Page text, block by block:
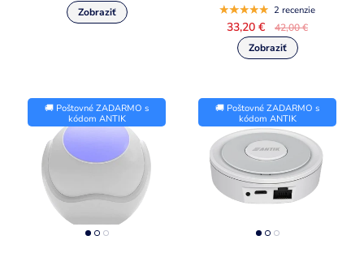
2 recenzie
33,20 € 42,00 €
🚚 Poštovné ZADARMO s
kódom ANTIK
🚚 Poštovné ZADARMO s
kódom ANTIK